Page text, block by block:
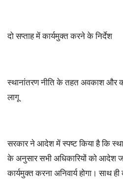
दो सप्ताह में कार्यमुक्त करने के निर्देश
स्थानांतरण नीति के तहत अवकाश और
लागू
सरकार ने आदेश में स्पष्ट किया है कि
के अनुसार सभी अधिकारियों को आदेश
कार्यमुक्त करना अनिवार्य होगा। साथ